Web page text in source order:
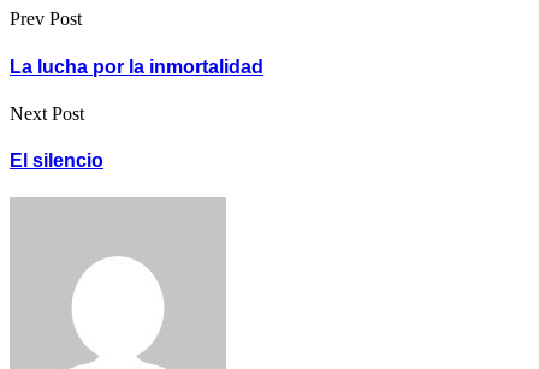
Prev Post
La lucha por la inmortalidad
Next Post
El silencio